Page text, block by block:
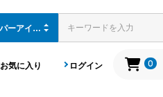
お気に入り ログイン 0